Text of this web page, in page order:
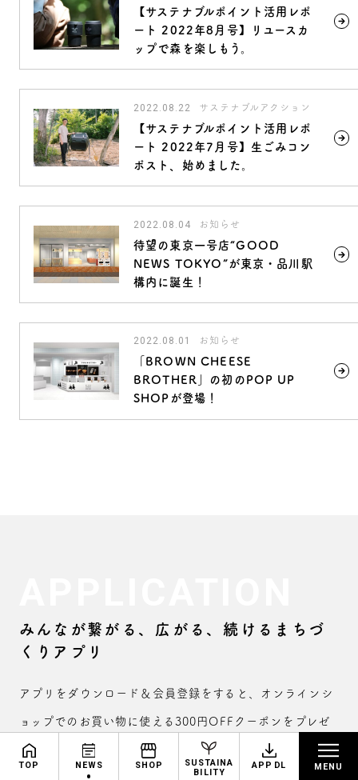
TOP NEWS SHOP SUSTAINA
BILITY
APP DL
【サステナブルポイント活用レポ
ート 2022年8月号】リユースカ
ップで森を楽しもう。
2022.08.22 サステナブルアクション
【サステナブルポイント活用レポ
ート 2022年7月号】生ごみコン
ポスト、始めました。
2022.08.04 お知らせ
待望の東京一号店“GOOD
NEWS TOKYO”が東京・品川駅
構内に誕生！
2022.08.01 お知らせ
「BROWN CHEESE
BROTHER」の初のPOP UP
SHOPが登場！
みんなが繋がる、広がる、続けるまちづ
くりアプリ
アプリをダウンロード＆会員登録をすると、オンラインシ
ョップでのお買い物に使える300円OFFクーポンをプレゼ
ント！さらに、GOOD NEWSでお買い物をするたびに、
お買い物額の1%がサステナブルポイントとして貯まりま